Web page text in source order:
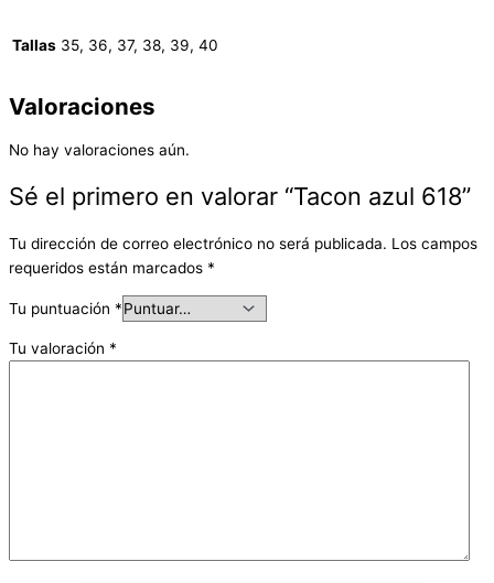
Tallas 35, 36, 37, 38, 39, 40
Valoraciones
No hay valoraciones aún.
Sé el primero en valorar “Tacon azul 618”
Tu dirección de correo electrónico no será publicada. Los campos
requeridos están marcados *
Tu puntuación *
Tu valoración *